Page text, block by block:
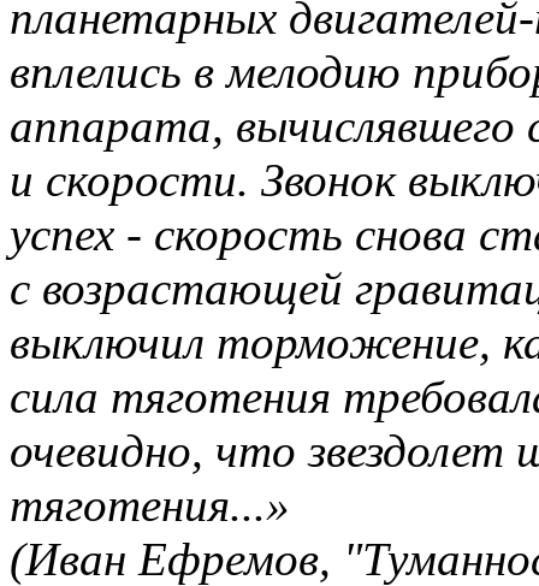
планетарных
вплелись в мелодию
аппарата,
и скорости. Звонок
успех - скорость снова
с возрастающей
выключил торможение,
сила тяготения
очевидно, что звездолет
тяготения...»
(Иван Ефремов,